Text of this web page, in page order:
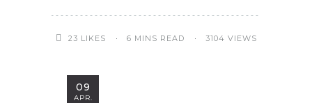
23 LIKES 6 MINS READ 3104 VIEWS
09
APR.